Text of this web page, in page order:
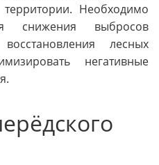
Необходимо
снижения выбросов
лесных
негативные